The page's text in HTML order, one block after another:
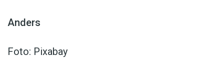
Anders
Foto: Pixabay